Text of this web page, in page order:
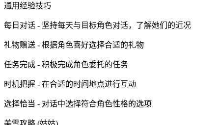
通用经验技巧
每日对话 - 坚持每天与目标角色对话，了解她们的近况
礼物赠送 - 根据角色喜好选择合适的礼物
任务完成 - 积极完成角色委托的任务
时机把握 - 在合适的时间地点进行互动
选择恰当 - 对话中选择符合角色性格的选项
美雪攻略 (姑姑)